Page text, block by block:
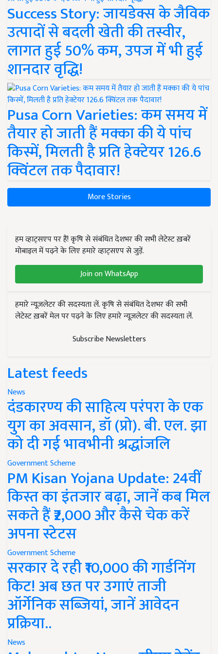
Success Story: जायडेक्स के जैविक
उत्पादों से बदली खेती की तस्वीर,
लागत हुई 50% कम, उपज में भी हुई
शानदार वृद्धि!
Pusa Corn Varieties: कम समय में
तैयार हो जाती हैं मक्का की ये पांच
किस्में, मिलती है प्रति हेक्टेयर 126.6
क्विंटल तक पैदावार!
More Stories
हम व्हाट्सएप पर हैं! कृषि से संबंधित देशभर की सभी लेटेस्ट ख़बरें
मोबाइल में पढ़ने के लिए हमारे व्हाट्सएप से जुड़ें.
Join on WhatsApp
हमारे न्यूज़लेटर की सदस्यता लें. कृषि से संबंधित देशभर की सभी
लेटेस्ट ख़बरें मेल पर पढ़ने के लिए हमारे न्यूज़लेटर की सदस्यता लें.
Subscribe Newsletters
Latest feeds
News
दंडकारण्य की साहित्य परंपरा के एक
युग का अवसान, डॉ (प्रो). बी. एल. झा
को दी गई भावभीनी श्रद्धांजलि
Government Scheme
PM Kisan Yojana Update: 24वीं
किस्त का इंतजार बढ़ा, जानें कब मिल
सकते हैं ₹2,000 और कैसे चेक करें
अपना स्टेटस
Government Scheme
सरकार दे रही ₹10,000 की गार्डनिंग
किट! अब छत पर उगाएं ताजी
ऑर्गेनिक सब्जियां, जानें आवेदन
प्रक्रिया..
News